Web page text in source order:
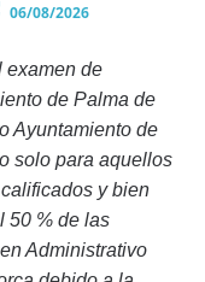
06/08/2026
examen de
de Palma de
Ayuntamiento de
solo para aquellos
y bien
50 % de las
Administrativo